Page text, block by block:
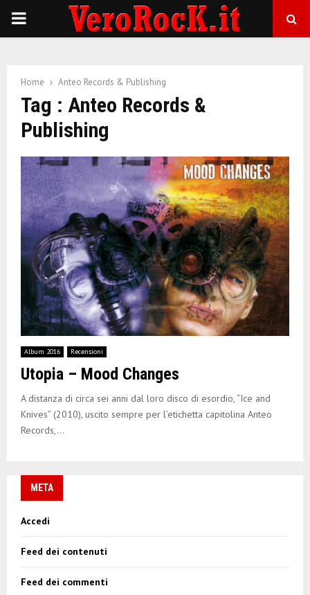
P
A
Y
N
U
Home Anteo Records & Publishing
Tag : Anteo Records &
Publishing
Album 2016 Recensioni
Utopia – Mood Changes
A distanza di circa sei anni dal loro disco di esordio, “Ice and
Knives” (2010), uscito sempre per l’etichetta capitolina Anteo
Records,...
META
Accedi
Feed dei contenuti
Feed dei commenti